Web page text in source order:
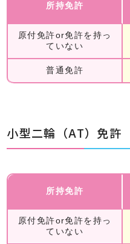
所持免許
原付免許or免許を持っ
ていない
普通免許
小型二輪（AT）免許
所持免許
原付免許or免許を持っ
ていない